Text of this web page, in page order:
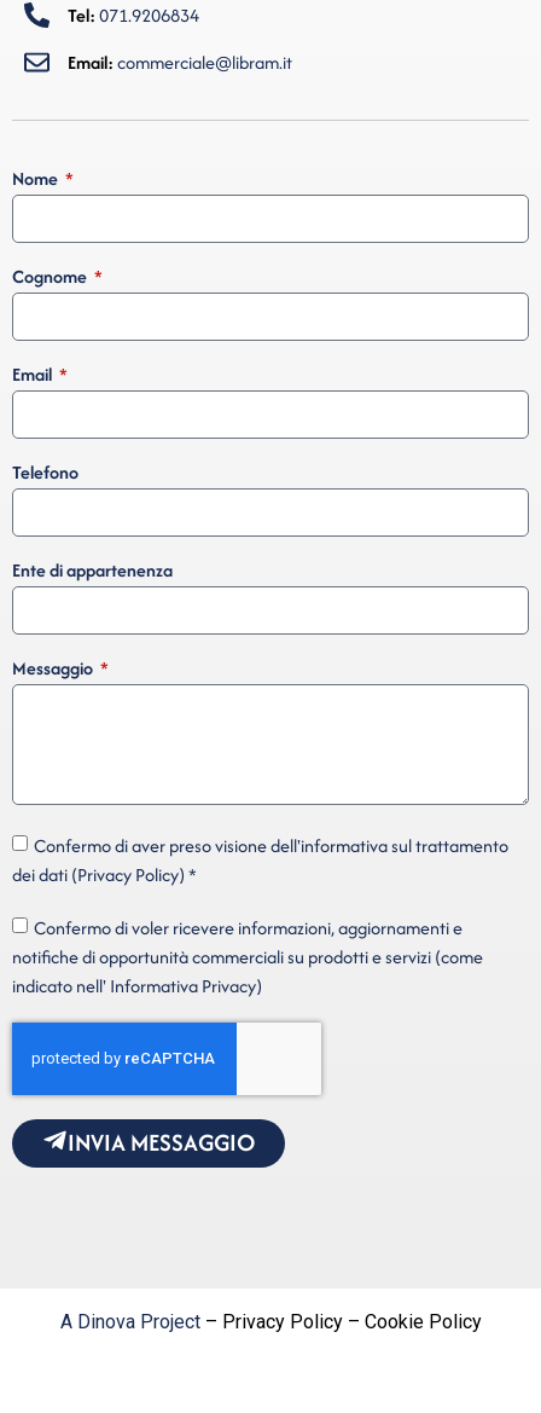
Tel:071.9206834
Email:commerciale@libram.it
Nome
Cognome
Email
Telefono
Ente di appartenenza
Messaggio
Confermo di aver preso visione dell'informativa sul trattamento
dei dati (Privacy Policy) *
Confermo di voler ricevere informazioni, aggiornamenti e
notifiche di opportunità commerciali su prodotti e servizi (come
indicato nell' Informativa Privacy)
INVIA MESSAGGIO
A Dinova Project– Privacy Policy – Cookie Policy